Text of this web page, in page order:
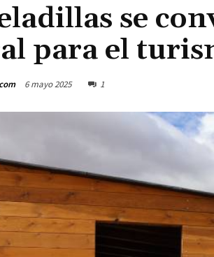
se
para el
6 mayo 2025 1